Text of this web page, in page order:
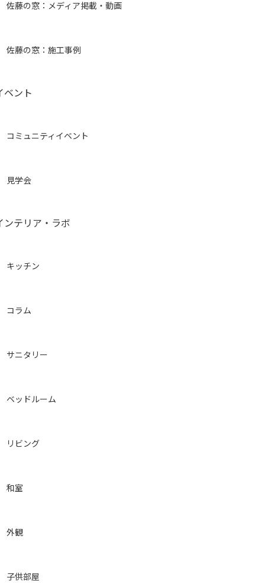
佐藤の窓：メディア掲載・動画
佐藤の窓：施工事例
ベント
コミュニティイベント
見学会
ンテリア・ラボ
キッチン
コラム
サニタリー
ベッドルーム
リビング
和室
外観
子供部屋